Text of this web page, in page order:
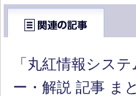
「丸紅情報シス
ー・解説 記事 ま